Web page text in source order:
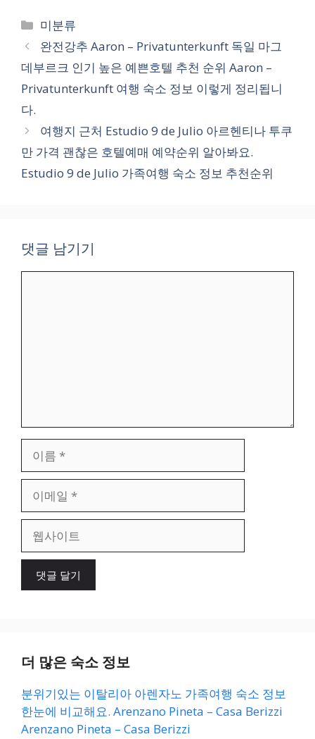
카
테
고
리
미분류
완전강추 Aaron – Privatunterkunft 독일 마그
데부르크 인기 높은 예쁜호텔 추천 순위 Aaron –
Privatunterkunft 여행 숙소 정보 이렇게 정리됩니
다.
여행지 근처 Estudio 9 de Julio 아르헨티나 투쿠
만 가격 괜찮은 호텔예매 예약순위 알아봐요.
Estudio 9 de Julio 가족여행 숙소 정보 추천순위
댓글 남기기
일
이
더 많은 숙소 정보
분위기있는 이탈리아 아렌자노 가족여행 숙소 정보
한눈에 비교해요. Arenzano Pineta – Casa Berizzi
Arenzano Pineta – Casa Berizzi